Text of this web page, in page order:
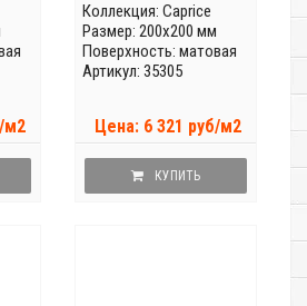
м2
Коллекция: Caprice
Размер: 200x200 мм
Поверхность: матовая
Артикул: 35305
Цена: 6 321 руб/м2
КУПИТЬ